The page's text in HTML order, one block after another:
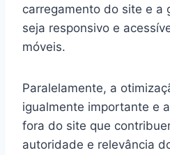
carregamento do site e a
seja responsivo e
móveis.
Paralelamente, a
igualmente importante e
fora do site que
autoridade e relevância